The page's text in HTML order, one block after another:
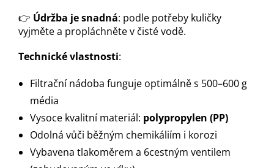
👉 Údržba je snadná: podle potřeby kuličky
vyjměte a propláchněte v čisté vodě.
Technické vlastnosti:
Filtrační nádoba funguje optimálně s 500–600 g
média
Vysoce kvalitní materiál: polypropylen (PP)
Odolná vůči běžným chemikáliím i korozi
Vybavena tlakoměrem a 6cestným ventilem